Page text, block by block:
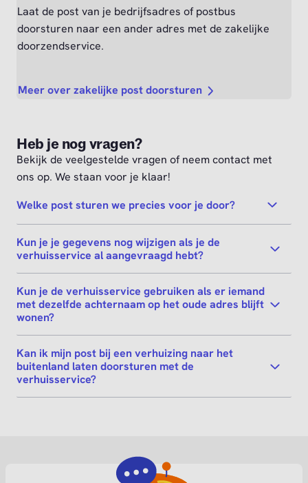
Laat de post van je bedrijfsadres of postbus
doorsturen naar een ander adres met de zakelijke
doorzendservice.
Meer over zakelijke post doorsturen
Heb je nog vragen?
Bekijk de veelgestelde vragen of neem contact met
ons op. We staan voor je klaar!
Welke post sturen we precies voor je door?
Kun je je gegevens nog wijzigen als je de
verhuisservice al aangevraagd hebt?
Kun je de verhuisservice gebruiken als er iemand
met dezelfde achternaam op het oude adres blijft
wonen?
Kan ik mijn post bij een verhuizing naar het
buitenland laten doorsturen met de
verhuisservice?